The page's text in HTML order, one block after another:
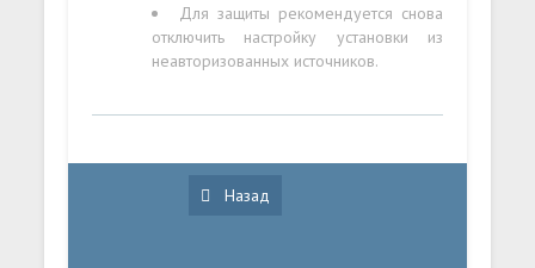
Для защиты рекомендуется снова
отключить настройку установки из
неавторизованных источников.
Назад